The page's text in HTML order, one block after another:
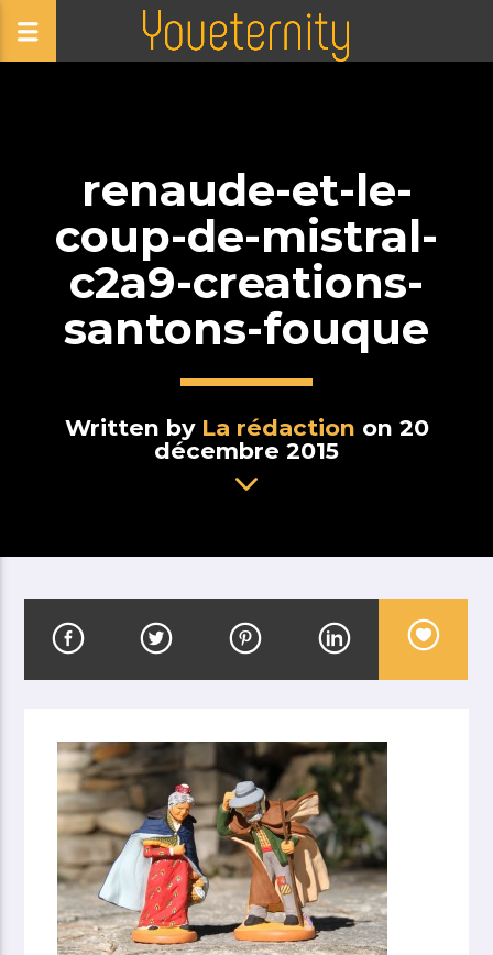
renaude-et-le-
coup-de-mistral-
c2a9-creations-
santons-fouque
Written by La rédaction on 20
décembre 2015